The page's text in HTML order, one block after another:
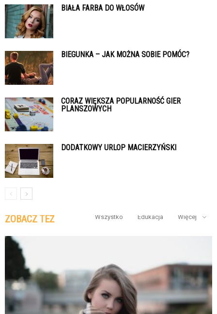
BIAŁA FARBA DO WŁOSÓW
BIEGUNKA – JAK MOŻNA SOBIE POMÓC?
CORAZ WIĘKSZA POPULARNOŚĆ GIER
PLANSZOWYCH
DODATKOWY URLOP MACIERZYŃSKI
ZOBACZ TEŻ Wszystko Edukacja Więcej